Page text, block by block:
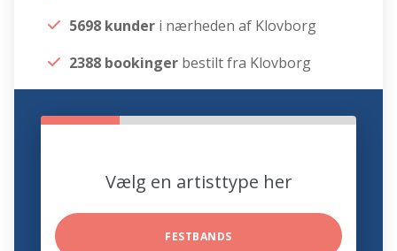
5698 kunder i nærheden af Klovborg
2388 bookinger bestilt fra Klovborg
Vælg en artisttype her
FESTBANDS